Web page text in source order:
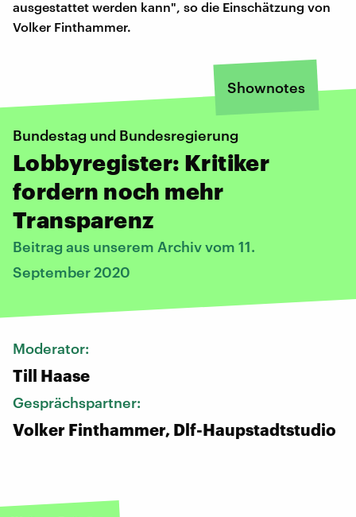
ausgestattet werden kann", so die Einschätzung von
Volker Finthammer.
Shownotes
Bundestag und Bundesregierung
Lobbyregister: Kritiker
fordern noch mehr
Transparenz
Beitrag aus unserem Archiv vom 11.
September 2020
Moderator:
Till Haase
Gesprächspartner:
Volker Finthammer, Dlf-Haupstadtstudio